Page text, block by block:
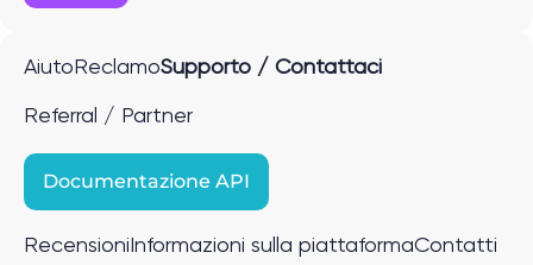
Aiuto ReclamoSupporto / Contattaci
Referral / Partner
Documentazione API
Recensioni Informazioni sulla piattaformaContatti